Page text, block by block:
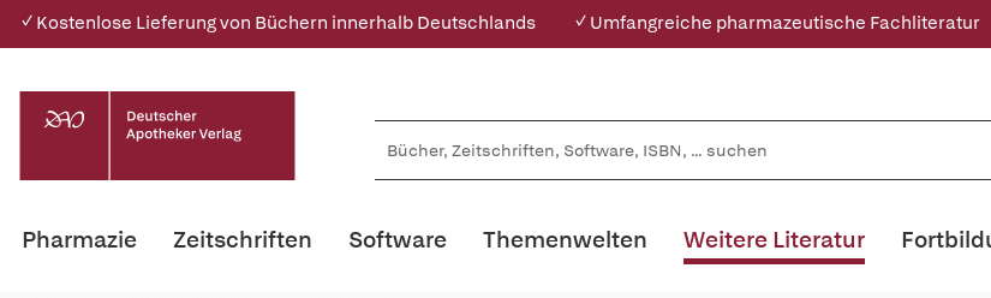
✓ Kostenlose Lieferung von Büchern innerhalb Deutschlands ✓ Umfangreiche pharmazeutische Fachliteratur
Pharmazie Zeitschriften Software Themenwelten Weitere Literatur